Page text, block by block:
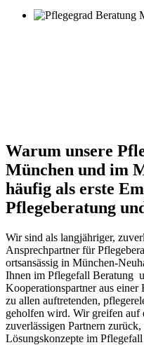
Warum unsere
München und im
häufig als erste
Pflegeberatung
Wir sind als langjähriger,
Ansprechpartner für
ortsansässig in München-
Ihnen im Pflegefall Beratung
Kooperationspartner aus
zu allen auftretenden,
geholfen wird. Wir greifen auf
zuverlässigen Partnern
Lösungskonzepte im